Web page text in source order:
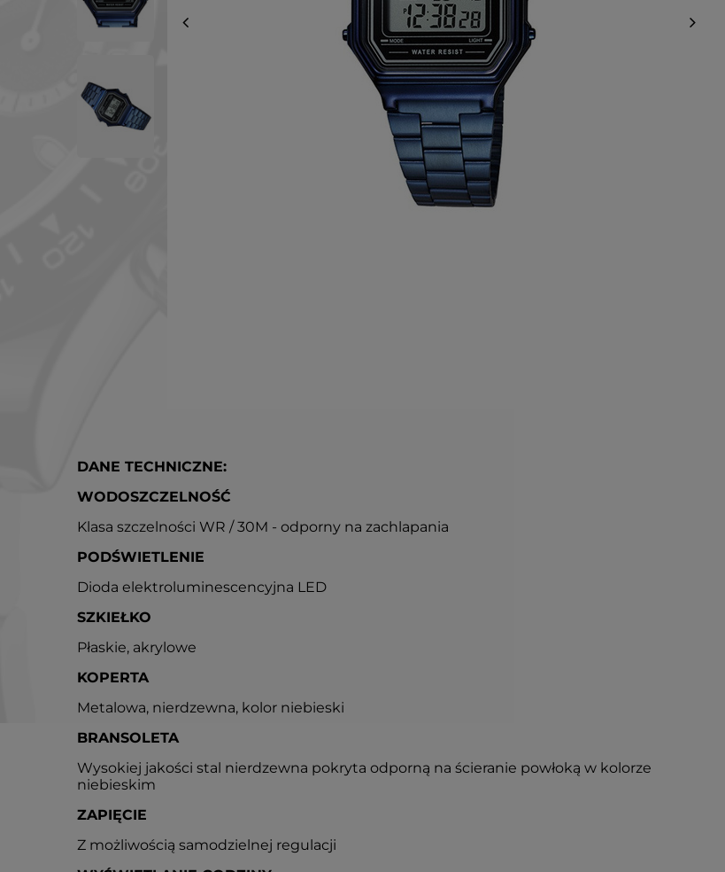
DANE TECHNICZNE:
WODOSZCZELNOŚĆ
Klasa szczelności WR / 30M - odporny na zachlapania
PODŚWIETLENIE
Dioda elektroluminescencyjna LED
SZKIEŁKO
Płaskie, akrylowe
KOPERTA
Metalowa, nierdzewna, kolor niebieski
BRANSOLETA
Wysokiej jakości stal nierdzewna pokryta odporną na ścieranie powłoką w kolorze
niebieskim
ZAPIĘCIE
Z możliwością samodzielnej regulacji